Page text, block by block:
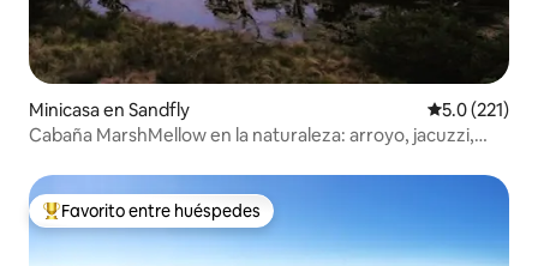
Minicasa en Sandfly Calificación
5.0 (221)
Cabaña MarshMellow en la naturaleza: arroyo, jacuzzi,
Favorito entre huéspedes preferido
Favorito entre huéspedes